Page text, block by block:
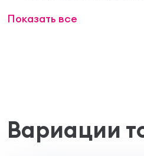
содержит
древесины
не скрывает
Показать все
Вариации